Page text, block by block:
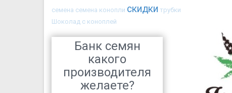
семена семена конопли скидки трубки
Шоколад с коноплей
Банк семян
какого
производителя
желаете?